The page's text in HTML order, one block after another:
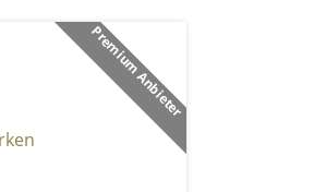
Premium Anbieter